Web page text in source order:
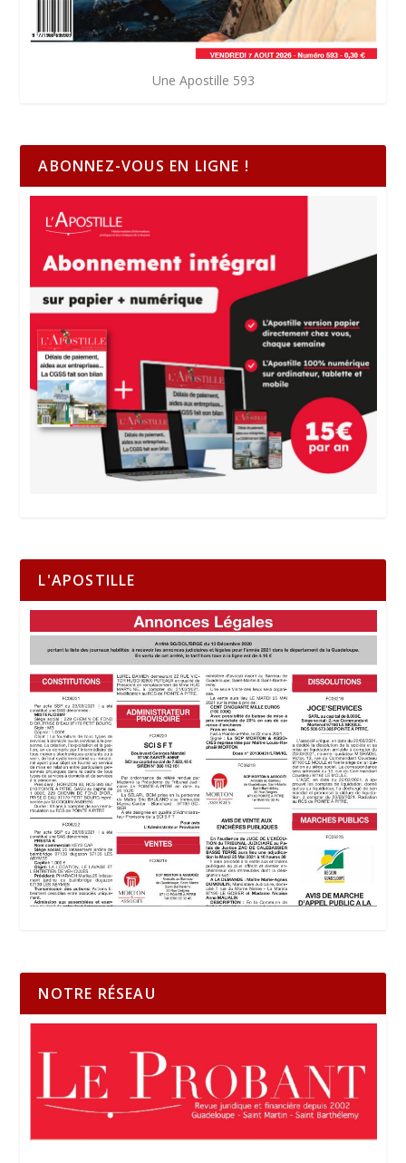
Une Apostille 593
ABONNEZ-VOUS EN LIGNE !
L'APOSTILLE
NOTRE RÉSEAU